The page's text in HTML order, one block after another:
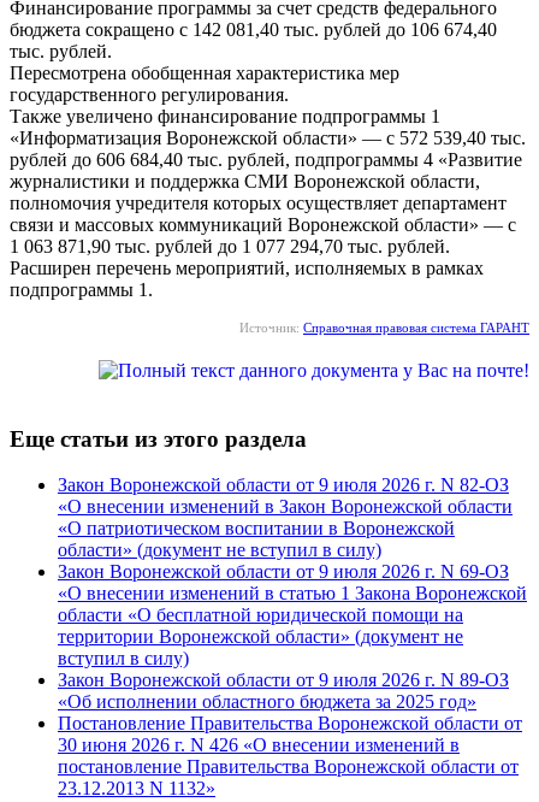
Финансирование программы за счет средств федерального
бюджета сокращено с 142 081,40 тыс. рублей до 106 674,40
тыс. рублей.
Пересмотрена обобщенная характеристика мер
государственного регулирования.
Также увеличено финансирование подпрограммы 1
«Информатизация Воронежской области» — с 572 539,40 тыс.
рублей до 606 684,40 тыс. рублей, подпрограммы 4 «Развитие
журналистики и поддержка СМИ Воронежской области,
полномочия учредителя которых осуществляет департамент
связи и массовых коммуникаций Воронежской области» — с
1 063 871,90 тыс. рублей до 1 077 294,70 тыс. рублей.
Расширен перечень мероприятий, исполняемых в рамках
подпрограммы 1.
Источник: Справочная правовая система ГАРАНТ
Еще статьи из этого раздела
Закон Воронежской области от 9 июля 2026 г. N 82-ОЗ
«О внесении изменений в Закон Воронежской области
«О патриотическом воспитании в Воронежской
области» (документ не вступил в силу)
Закон Воронежской области от 9 июля 2026 г. N 69-ОЗ
«О внесении изменений в статью 1 Закона Воронежской
области «О бесплатной юридической помощи на
территории Воронежской области» (документ не
вступил в силу)
Закон Воронежской области от 9 июля 2026 г. N 89-ОЗ
«Об исполнении областного бюджета за 2025 год»
Постановление Правительства Воронежской области от
30 июня 2026 г. N 426 «О внесении изменений в
постановление Правительства Воронежской области от
23.12.2013 N 1132»